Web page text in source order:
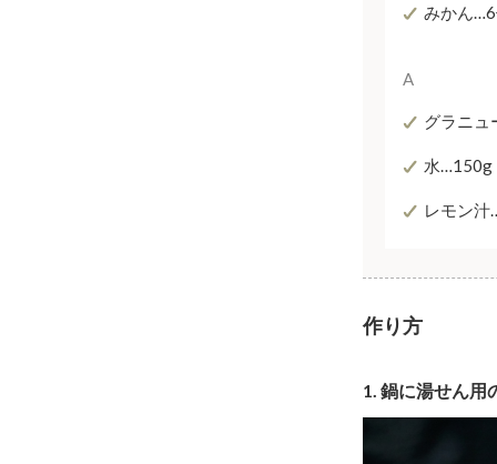
みかん
A
グラニュ
水…150g
レモン
作り方
1. 鍋に湯せん用